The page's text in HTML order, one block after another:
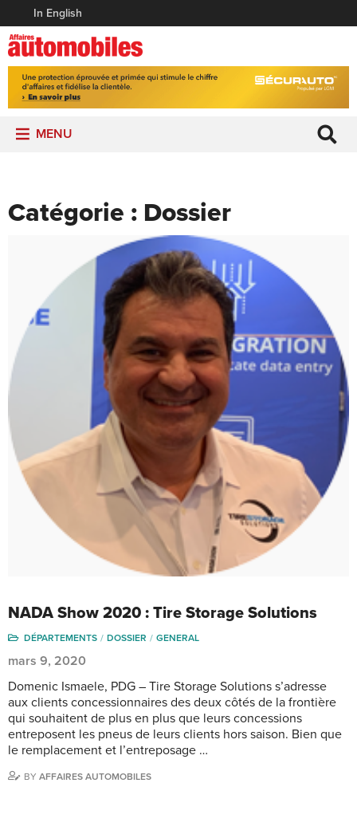
In English
MENU
Catégorie : Dossier
NADA Show 2020 : Tire Storage Solutions
DÉPARTEMENTS DOSSIER GENERAL
mars 9, 2020
Domenic Ismaele, PDG – Tire Storage Solutions s’adresse
aux clients concessionnaires des deux côtés de la frontière
qui souhaitent de plus en plus que leurs concessions
entreposent les pneus de leurs clients hors saison. Bien que
le remplacement et l’entreposage …
BY AFFAIRES AUTOMOBILES